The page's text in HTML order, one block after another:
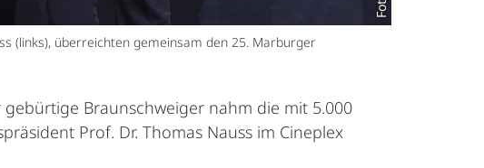
(links), überreichten gemeinsam den 25. Marburger
Braunschweiger nahm die mit 5.000
Prof. Dr. Thomas Nauss im Cineplex